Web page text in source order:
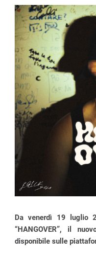
Da venerdì 19 luglio
“HANGOVER”, il
disponibile sulle